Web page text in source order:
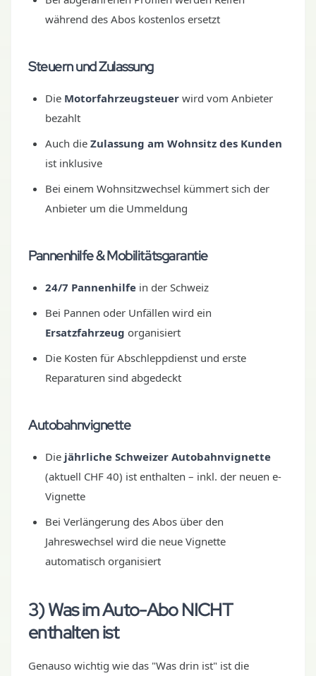
während des Abos kostenlos ersetzt
Steuern und Zulassung
Die Motorfahrzeugsteuer wird vom Anbieter
bezahlt
Auch die Zulassung am Wohnsitz des Kunden
ist inklusive
Bei einem Wohnsitzwechsel kümmert sich der
Anbieter um die Ummeldung
Pannenhilfe & Mobilitätsgarantie
24/7 Pannenhilfe in der Schweiz
Bei Pannen oder Unfällen wird ein
Ersatzfahrzeug organisiert
Die Kosten für Abschleppdienst und erste
Reparaturen sind abgedeckt
Autobahnvignette
Die jährliche Schweizer Autobahnvignette
(aktuell CHF 40) ist enthalten – inkl. der neuen e-
Vignette
Bei Verlängerung des Abos über den
Jahreswechsel wird die neue Vignette
automatisch organisiert
3) Was im Auto-Abo NICHT
enthalten ist
Genauso wichtig wie das "Was drin ist" ist die